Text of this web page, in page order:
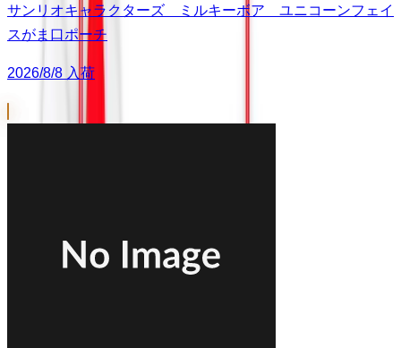
サンリオキャラクターズ ミルキーボア ユニコーンフェイ
スがま口ポーチ
2026/8/8 入荷